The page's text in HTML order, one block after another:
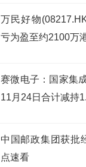
万民好物
亏为盈至约2100万
赛微电子：国家集
11月24日合计减持
中国邮政集团获批
点速看